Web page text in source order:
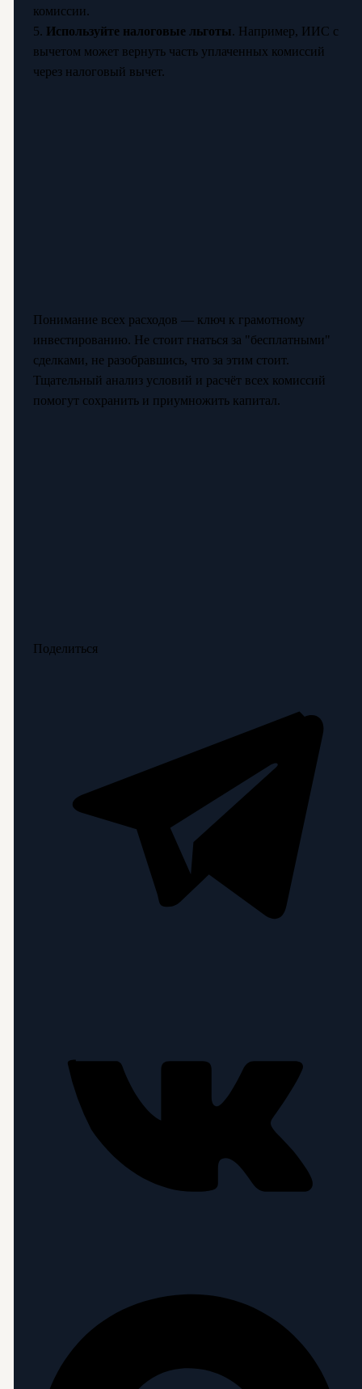
комиссии.
5. Используйте налоговые льготы. Например, ИИС с
вычетом может вернуть часть уплаченных комиссий
через налоговый вычет.
Понимание всех расходов — ключ к грамотному
инвестированию. Не стоит гнаться за "бесплатными"
сделками, не разобравшись, что за этим стоит.
Тщательный анализ условий и расчёт всех комиссий
помогут сохранить и приумножить капитал.
Поделиться